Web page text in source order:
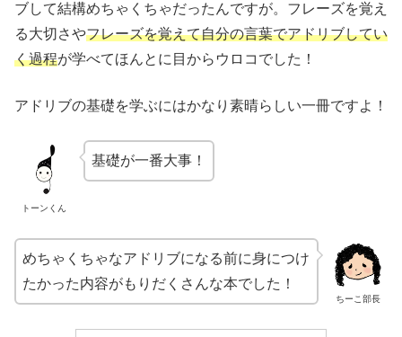
ブして結構めちゃくちゃだったんですが。フレーズを覚え
る大切さやフレーズを覚えて自分の言葉でアドリブしてい
く過程が学べてほんとに目からウロコでした！
アドリブの基礎を学ぶにはかなり素晴らしい一冊ですよ！
トーンくん
基礎が一番大事！
ちーこ部長
めちゃくちゃなアドリブになる前に身につけ
たかった内容がもりだくさんな本でした！